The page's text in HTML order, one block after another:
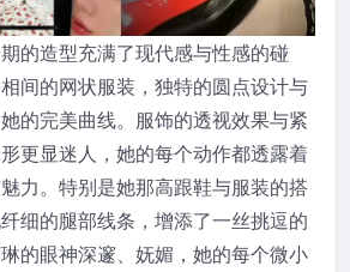
的造型充满了现代感与性感的碰
间的网状服装，独特的圆点设计与
的完美曲线。服饰的透视效果与紧
更显迷人，她的每个动作都透露着
力。特别是她那高跟鞋与服装的搭
细的腿部线条，增添了一丝挑逗的
的眼神深邃、妩媚，她的每个微小